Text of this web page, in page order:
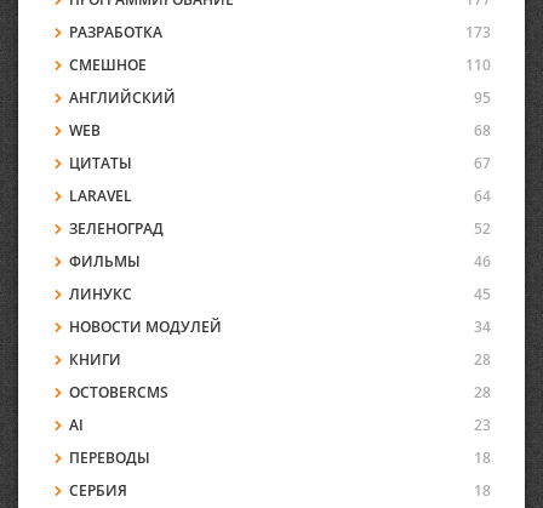
РАЗРАБОТКА
173
СМЕШНОЕ
110
АНГЛИЙСКИЙ
95
WEB
68
ЦИТАТЫ
67
LARAVEL
64
ЗЕЛЕНОГРАД
52
ФИЛЬМЫ
46
ЛИНУКС
45
НОВОСТИ МОДУЛЕЙ
34
КНИГИ
28
OCTOBERCMS
28
AI
23
ПЕРЕВОДЫ
18
СЕРБИЯ
18